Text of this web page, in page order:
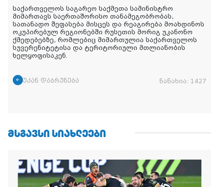
საქართველოს საგარეო საქმეთა სამინისტრო
მიმართავს საერთაშორისო თანამეგობრობას,
სათანადო შეფასება მისცეს და რეაგირება მოახდინოს
ოკუპირებულ რეგიონებში რუსეთის მორიგ უკანონო
ქმედებებზე, რომლებიც მიმართულია საქართველოს
სუვერენიტეტისა და ტერიტორიული მთლიანობის
ხელყოფისაკენ.
უკან დაბრუნება ნანახია: 1427
ᲛᲡᲒᲐᲕᲡᲘ ᲡᲘᲐᲮᲚᲔᲔᲑᲘ